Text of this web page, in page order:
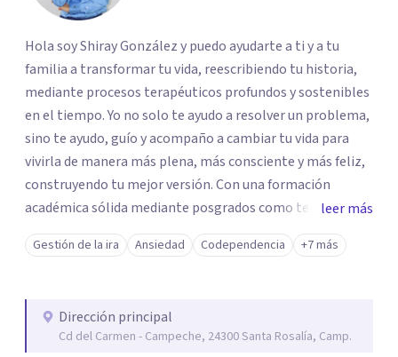
Hola soy Shiray González y puedo ayudarte a ti y a tu
familia a transformar tu vida, reescribiendo tu historia,
mediante procesos terapéuticos profundos y sostenibles
en el tiempo. Yo no solo te ayudo a resolver un problema,
sino te ayudo, guío y acompaño a cambiar tu vida para
vivirla de manera más plena, más consciente y más feliz,
construyendo tu mejor versión. Con una formación
académica sólida mediante posgrados como terapeuta
breve, familiar e infantil, así como con respaldo
profesional y experiencia clínica de más de 26 años y
auténtica y comunicación clara y directa para darte
seguridad emocional y una dirección firme de tu proceso
de cambio.
leer más
Gestión de la ira Ansiedad Codependencia +7 más
Dirección principal
Cd del Carmen - Campeche, 24300 Santa Rosalía, Camp.